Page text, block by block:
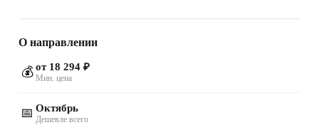
О направлении
💰 от 18 294 ₽
Мин. цена
📅 Октябрь
Дешевле всего